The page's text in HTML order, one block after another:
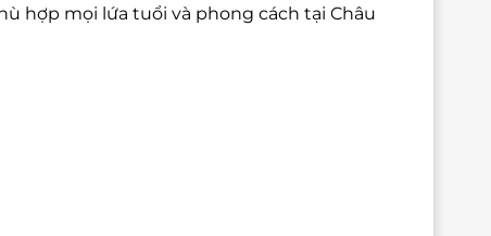
hợp mọi lứa tuổi và phong cách tại Châu